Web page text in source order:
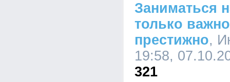
Заниматься
только
престижно,
19:58,
321